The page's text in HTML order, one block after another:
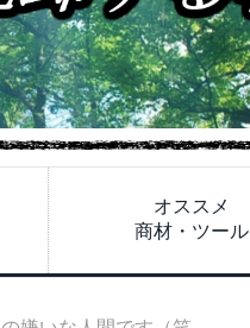
オススメ
商材・ツール